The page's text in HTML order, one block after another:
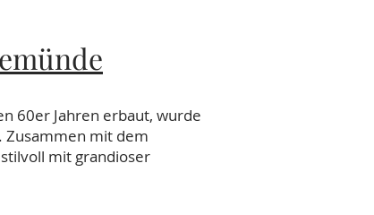
60er Jahren erbaut, wurde
Zusammen mit dem
mit grandioser